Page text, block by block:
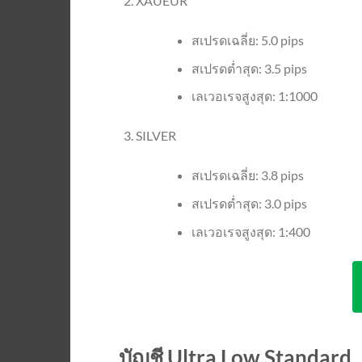
สเปรดเฉลี่ย: 5.0 pips
สเปรดต่ำสุด: 3.5 pips
เลเวอเรจสูงสุด: 1:1000
SILVER
สเปรดเฉลี่ย: 3.8 pips
สเปรดต่ำสุด: 3.0 pips
เลเวอเรจสูงสุด: 1:400
บัญชี Ultra Low Standard